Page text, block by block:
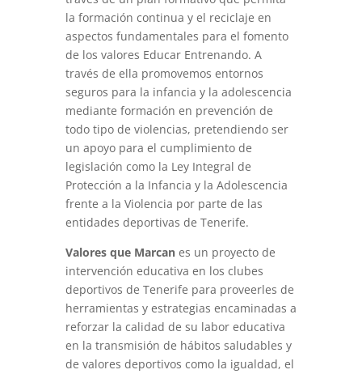
la formación continua y el reciclaje en
aspectos fundamentales para el fomento
de los valores Educar Entrenando. A
través de ella promovemos entornos
seguros para la infancia y la adolescencia
mediante formación en prevención de
todo tipo de violencias, pretendiendo ser
un apoyo para el cumplimiento de
legislación como la Ley Integral de
Protección a la Infancia y la Adolescencia
frente a la Violencia por parte de las
entidades deportivas de Tenerife.
Valores que Marcanes un proyecto de
intervención educativa en los clubes
deportivos de Tenerife para proveerles de
herramientas y estrategias encaminadas a
reforzar la calidad de su labor educativa
en la transmisión de hábitos saludables y
de valores deportivos como la igualdad, el